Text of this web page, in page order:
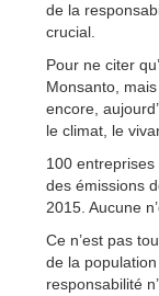
de la
crucial.
Pour ne citer
Monsanto,
encore,
le climat, le
100
des émissions
2015. Aucune
Ce n’est pas
de la
responsabilité